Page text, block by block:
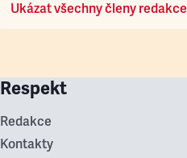
Ukázat všechny členy redakce
Respekt
Redakce
Kontakty